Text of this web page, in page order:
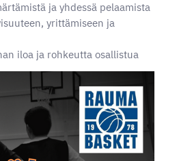
ja yhdessä pelaamista
yrittämiseen ja
iloa ja rohkeutta osallistua